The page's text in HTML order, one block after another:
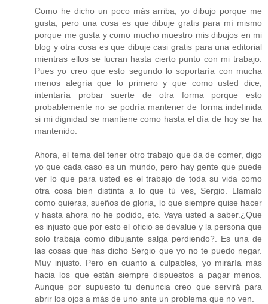
Como he dicho un poco más arriba, yo dibujo porque me
gusta, pero una cosa es que dibuje gratis para mí mismo
porque me gusta y como mucho muestro mis dibujos en mi
blog y otra cosa es que dibuje casi gratis para una editorial
mientras ellos se lucran hasta cierto punto con mi trabajo.
Pues yo creo que esto segundo lo soportaría con mucha
menos alegría que lo primero y que como usted dice,
intentaría probar suerte de otra forma porque esto
probablemente no se podría mantener de forma indefinida
si mi dignidad se mantiene como hasta el día de hoy se ha
mantenido.
Ahora, el tema del tener otro trabajo que da de comer, digo
yo que cada caso es un mundo, pero hay gente que puede
ver lo que para usted es el trabajo de toda su vida como
otra cosa bien distinta a lo que tú ves, Sergio. Llamalo
como quieras, sueños de gloria, lo que siempre quise hacer
y hasta ahora no he podido, etc. Vaya usted a saber.¿Que
es injusto que por esto el oficio se devalue y la persona que
solo trabaja como dibujante salga perdiendo?. Es una de
las cosas que has dicho Sergio que yo no te puedo negar.
Muy injusto. Pero en cuanto a culpables, yo miraría más
hacia los que están siempre dispuestos a pagar menos.
Aunque por supuesto tu denuncia creo que servirá para
abrir los ojos a más de uno ante un problema que no ven.